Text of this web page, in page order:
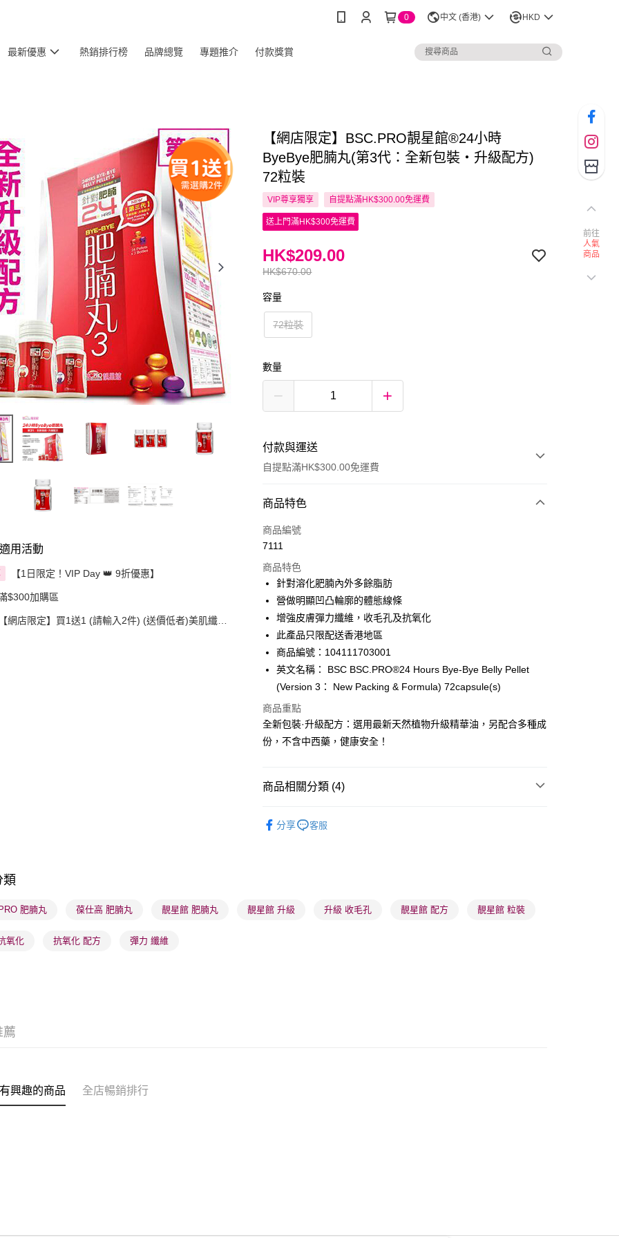
0 中文 (香港) HKD
最新優惠 熱銷排行榜 品牌總覽 專題推介 付款獎賞
用活動
【1日限定！VIP Day 👑 9折優惠】
$300加購區
【網店限定】買1送1 (請輸入2件) (送價低者)美肌纖體
【網店限定】BSC.PRO靚星館®24小時
ByeBye肥腩丸(第3代：全新包裝‧升級配方)
72粒裝
VIP尊享獨享 自提點滿HK$300.00免運費
送上門滿HK$300免運費
HK$670.00
HK$209.00
容量
72粒裝
數量
付款與運送
自提點滿HK$300.00免運費
付款方式
信用卡
AlipayHK
PayMe
WeChat Pay
BoC Pay
順豐自助櫃 - 確認發貨後1-3個工作天送達
每筆HK$65.00，滿HK$300.00或以上免運費
每筆HK$65.00，滿HK$300.00或以上免運費
物流公司進行物流配送
每筆HK$20.00，滿HK$100.00或以上免運費
商品特色
商品編號
7111
商品特色
針對溶化肥腩內外多餘脂肪
營做明顯凹凸輪廓的體態線條
增強皮膚彈力纖維，收毛孔及抗氧化
此產品只限配送香港地區
商品編號：104111703001
英文名稱： BSC BSC.PRO®24 Hours Bye-Bye Belly Pellet
(Version 3： New Packing & Formula) 72capsule(s)
商品重點
全新包裝·升級配方：選用最新天然植物升級精華油，另配合多種成
份，不含中西藥，健康安全！
商品相關分類 (4)
分享 客服
類
肥腩丸 葆仕高 肥腩丸 靚星館 肥腩丸 靚星館 升級 升級 收毛孔 靚星館 配方 靚星館 粒裝
氧化 抗氧化 配方 彈力 纖維
薦
興趣的商品 全店暢銷排行
前往
人氣
商品